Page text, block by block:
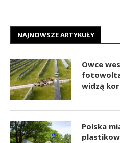
NAJNOWSZE ARTYKUŁY
Owce
widzą
Polska